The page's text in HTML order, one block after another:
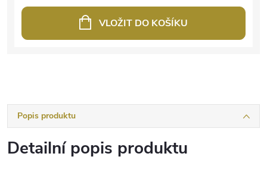
VLOŽIT DO KOŠÍKU
Popis produktu
Detailní popis produktu